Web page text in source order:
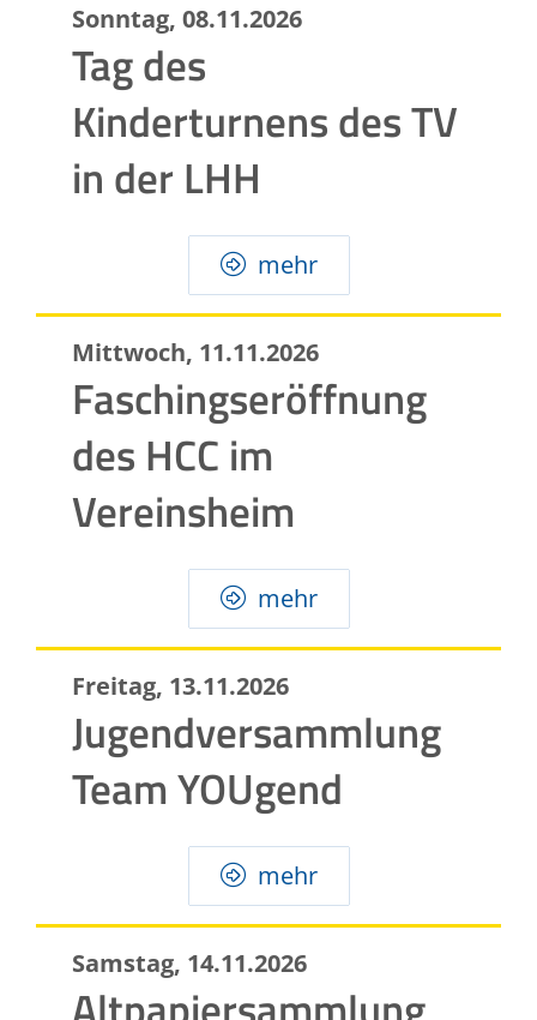
Tag des
Kinderturnens des TV
in der LHH
Sonntag, 08.11.2026
mehr
Faschingseröffnung
des HCC im
Vereinsheim
Mittwoch, 11.11.2026
mehr
Jugendversammlung
Team YOUgend
Freitag, 13.11.2026
mehr
Samstag, 14.11.2026